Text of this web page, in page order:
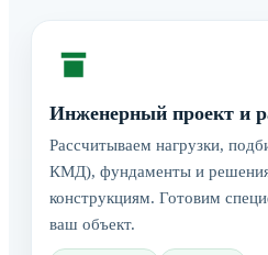
Инженерный проект и
Рассчитываем нагрузки,
КМД), фундаменты и
конструкциям. Готовим
ваш объект.